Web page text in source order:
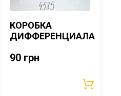
КОРОБКА
ДИФФЕРЕНЦИАЛА
90 грн